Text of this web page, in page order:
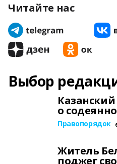
Читайте нас
Выбор
Казанский
о
Правопорядок
Житель
поджег